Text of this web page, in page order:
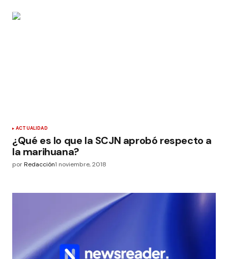
ACTUALIDAD
¿Qué es lo que la SCJN aprobó respecto a
la marihuana?
porRedacción1 noviembre, 2018